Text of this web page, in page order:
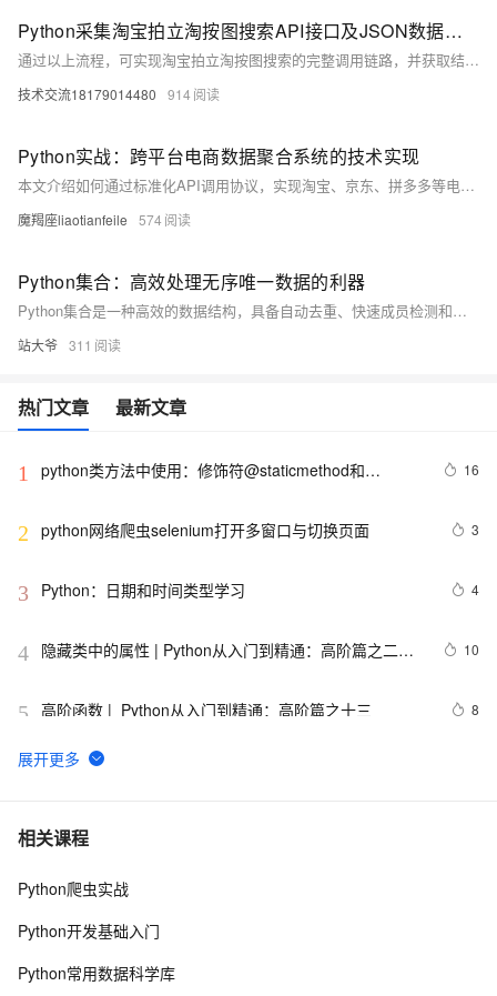
Python采集淘宝拍立淘按图搜索API接口及JSON数据返回全流程指南
通过以上流程，可实现淘宝拍立淘按图搜索的完整调用链路，并获取结构化的JSON商品数据，支撑电商比价、智能推荐等业务场景。
技术交流18179014480 914
Python实战：跨平台电商数据聚合系统的技术实现
本文介绍如何通过标准化API调用协议，实现淘宝、京东、拼多多等电商平台的商品数据自动化采集、清洗与存储。内容涵盖技术架构设计、Python代码示例及高阶应用（如价格监控系统），提供可直接落地的技术方案，帮助开发者解决多平台数据同步难题。
魔羯座liaotianfeile 574
Python集合：高效处理无序唯一数据的利器
Python集合是一种高效的数据结构，具备自动去重、快速成员检测和无序性等特点，适用于数据去重、集合运算和性能优化等场景。本文通过实例详解其用法与技巧。
站大爷 311
热门文章 最新文章
1
python类方法中使用：修饰符@staticmethod和
使用
16
2 python网络爬虫selenium打开多窗口与切换页面 3
3 Python：日期和时间类型学习 4
4 隐藏类中的属性 | Python从入门到精通：高阶篇之二十
10
5 高阶函数 |  Python从入门到精通：高阶篇之十三 8
6 【笔记】Python简明教程
7 用 Python 实现你的量化交易策略
8 python_list
相关课程
Python爬虫实战
Python开发基础入门
Python常用数据科学库